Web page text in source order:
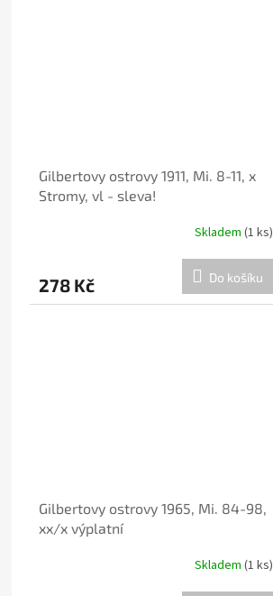
Gilbertovy ostrovy 1911, Mi. 8-11, x
Stromy, vl - sleva!
Skladem (1 ks)
278 Kč Do košíku
Gilbertovy ostrovy 1965, Mi. 84-98,
xx/x výplatní
Skladem (1 ks)